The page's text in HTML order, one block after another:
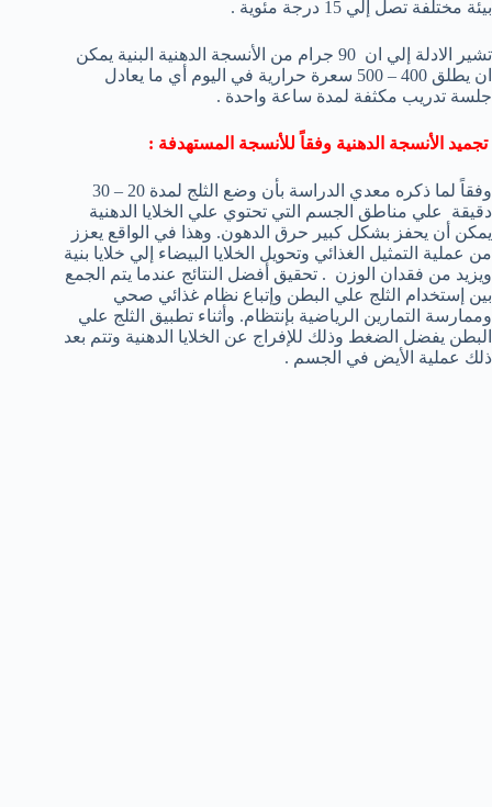
بيئة مختلفة تصل إلي 15 درجة مئوية .
تشير الادلة إلي ان 90 جرام من الأنسجة الدهنية البنية يمكن
ان يطلق 400 – 500 سعرة حرارية في اليوم أي ما يعادل
جلسة تدريب مكثفة لمدة ساعة واحدة .
تجميد الأنسجة الدهنية وفقاً للأنسجة المستهدفة :
وفقاً لما ذكره معدي الدراسة بأن وضع الثلج لمدة 20 – 30
دقيقة علي مناطق الجسم التي تحتوي علي الخلايا الدهنية
يمكن أن يحفز بشكل كبير حرق الدهون. وهذا في الواقع يعزز
من عملية التمثيل الغذائي وتحويل الخلايا البيضاء إلي خلايا بنية
ويزيد من فقدان الوزن . تحقيق أفضل النتائج عندما يتم الجمع
بين إستخدام الثلج علي البطن وإتباع نظام غذائي صحي
وممارسة التمارين الرياضية بإنتظام. وأثناء تطبيق الثلج علي
البطن يفضل الضغط وذلك للإفراج عن الخلايا الدهنية وتتم بعد
ذلك عملية الأيض في الجسم .